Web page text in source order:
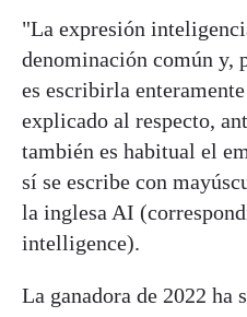
"La expresión
denominación común y,
es escribirla
explicado al respecto,
también es habitual el
sí se escribe con
la inglesa AI
intelligence).
La ganadora de 2022 ha